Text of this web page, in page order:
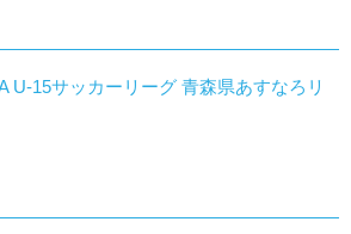
U-15サッカーリーグ 青森県あすなろリ